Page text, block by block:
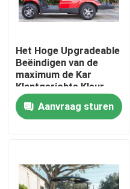
Huis
Producten
Fabrieksreis
Het Hoge Upgradeable
Beëindigen van de
maximum de Kar
Klantgerichte Kleur
van het
Snelheids30mph
Elektrische Golf
Aanvraag sturen